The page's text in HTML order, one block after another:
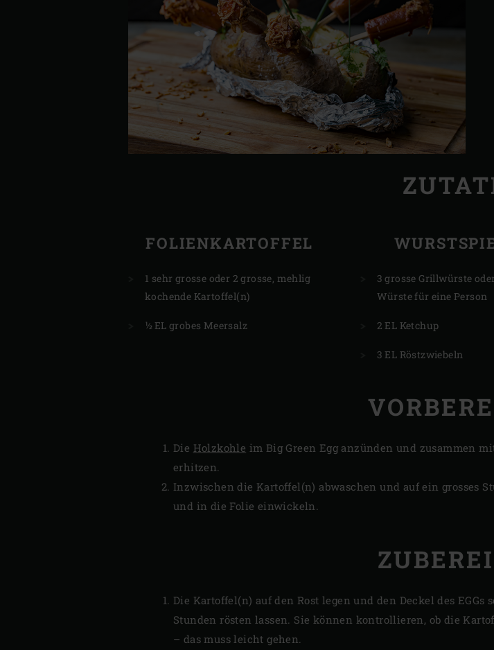
FOLIENKARTOFFEL
1 sehr grosse oder 2 grosse, mehlig
kochende Kartoffel(n)
½ EL grobes Meersalz
3 grosse Grillwürste
Würste für eine Person
2 EL Ketchup
3 EL Röstzwiebeln
Die Holzkohle im Big Green Egg anzünden und zusammen
erhitzen.
Inzwischen die Kartoffel(n) abwaschen und auf ein grosses
und in die Folie einwickeln.
Die Kartoffel(n) auf den Rost legen und den Deckel des
Stunden rösten lassen. Sie können kontrollieren, ob die
– das muss leicht gehen.